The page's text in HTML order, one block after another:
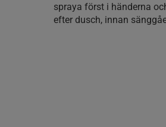
spraya först i händerna
efter dusch, innan